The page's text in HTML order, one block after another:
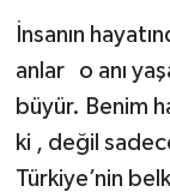
İnsanın
anlar o anı
büyür. Benim
ki , değil
Türkiye’nin